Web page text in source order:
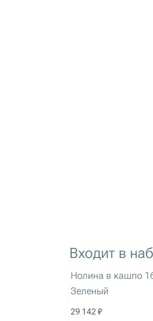
Входит в
артикул: 1446
Нолина в кашпо
Зеленый
29 142 ₽